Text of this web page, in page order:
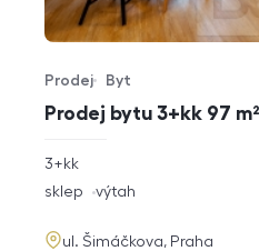
Prodej bytu 3+kk 97
Typ nabídky
Prodej
Typ nemovitosti
Byt
rozměry
dispozice
3+kk
funkce
sklep výtah
adresa
ul. Šimáčkova, Praha